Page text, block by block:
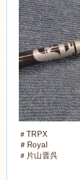
＃ TRPX
＃ Royal
＃ 片山晋呉